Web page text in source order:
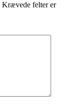
Krævede felter er